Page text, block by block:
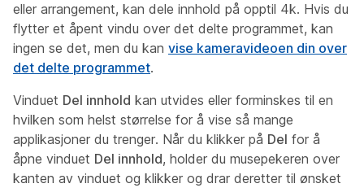
eller arrangement, kan dele innhold på opptil 4k. Hvis du
flytter et åpent vindu over det delte programmet, kan
ingen se det, men du kan vise kameravideoen din over
det delte programmet.
Vinduet Del innhold kan utvides eller forminskes til en
hvilken som helst størrelse for å vise så mange
applikasjoner du trenger. Når du klikker på Del for å
åpne vinduet Del innhold, holder du musepekeren over
kanten av vinduet og klikker og drar deretter til ønsket